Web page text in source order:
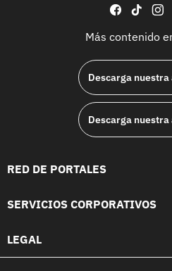
facebook
tiktok
Más contenido
Descarga nuestra
Descarga nuestra
RED DE PORTALES
SERVICIOS CORPORATIVOS
LEGAL